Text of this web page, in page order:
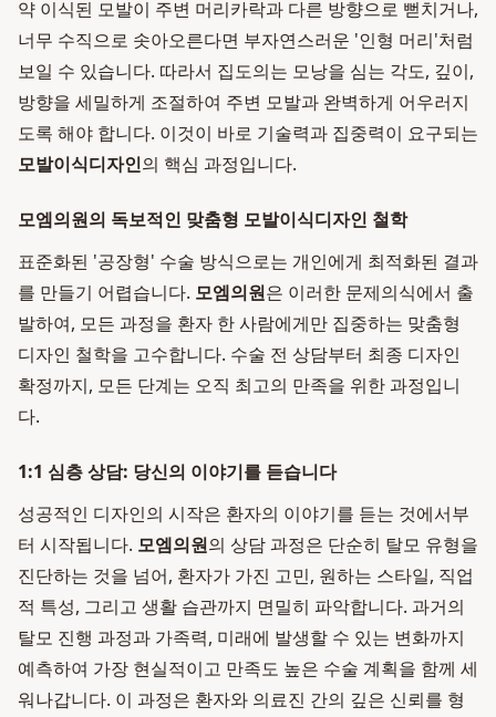
약 이식된 모발이 주변 머리카락과 다른 방향으로 뻗치거나,
너무 수직으로 솟아오른다면 부자연스러운 '인형 머리'처럼
보일 수 있습니다. 따라서 집도의는 모낭을 심는 각도, 깊이,
방향을 세밀하게 조절하여 주변 모발과 완벽하게 어우러지
도록 해야 합니다. 이것이 바로 기술력과 집중력이 요구되는
모발이식디자인의 핵심 과정입니다.
모엠의원의 독보적인 맞춤형 모발이식디자인 철학
표준화된 '공장형' 수술 방식으로는 개인에게 최적화된 결과
를 만들기 어렵습니다. 모엠의원은 이러한 문제의식에서 출
발하여, 모든 과정을 환자 한 사람에게만 집중하는 맞춤형
디자인 철학을 고수합니다. 수술 전 상담부터 최종 디자인
확정까지, 모든 단계는 오직 최고의 만족을 위한 과정입니
다.
1:1 심층 상담: 당신의 이야기를 듣습니다
성공적인 디자인의 시작은 환자의 이야기를 듣는 것에서부
터 시작됩니다. 모엠의원의 상담 과정은 단순히 탈모 유형을
진단하는 것을 넘어, 환자가 가진 고민, 원하는 스타일, 직업
적 특성, 그리고 생활 습관까지 면밀히 파악합니다. 과거의
탈모 진행 과정과 가족력, 미래에 발생할 수 있는 변화까지
예측하여 가장 현실적이고 만족도 높은 수술 계획을 함께 세
워나갑니다. 이 과정은 환자와 의료진 간의 깊은 신뢰를 형